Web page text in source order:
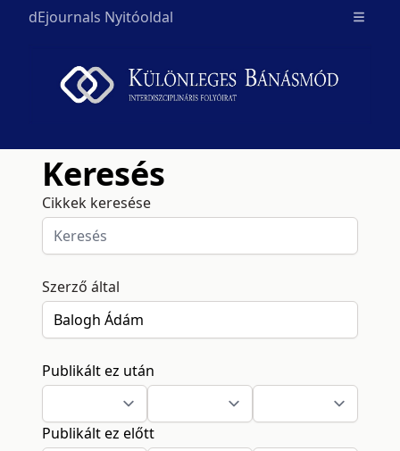
dEjournals Nyitóoldal Open
Keresés
Cikkek keresése
Szerző által
Publikált ez után
Publikált ez előtt